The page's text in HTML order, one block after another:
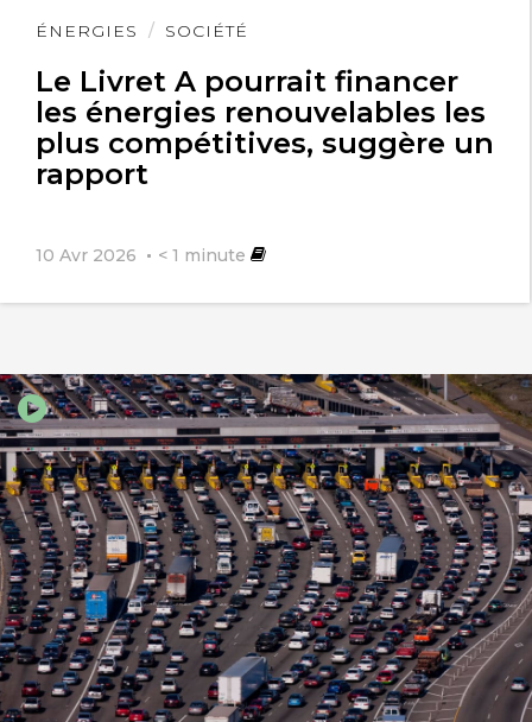
ÉNERGIES SOCIÉTÉ
Le Livret A pourrait financer
les énergies renouvelables les
plus compétitives, suggère un
rapport
10 Avr 2026 < 1 minute
Lire